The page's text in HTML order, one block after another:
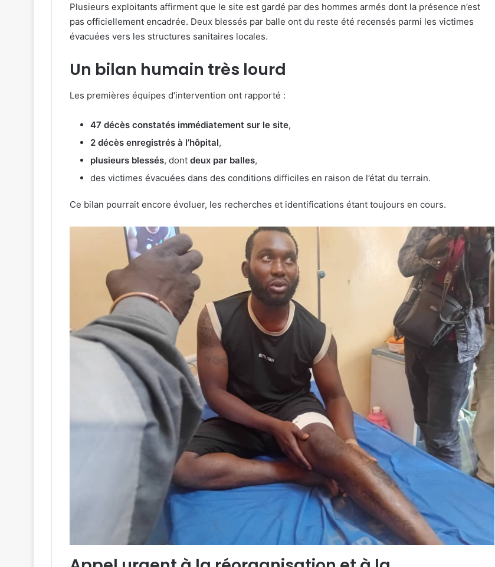
Plusieurs exploitants affirment que le site est gardé par des hommes armés dont la présence n’est
pas officiellement encadrée. Deux blessés par balle ont du reste été recensés parmi les victimes
évacuées vers les structures sanitaires locales.
Un bilan humain très lourd
Les premières équipes d’intervention ont rapporté :
47 décès constatés immédiatement sur le site,
2 décès enregistrés à l’hôpital,
plusieurs blessés, dont deux par balles,
des victimes évacuées dans des conditions difficiles en raison de l’état du terrain.
Ce bilan pourrait encore évoluer, les recherches et identifications étant toujours en cours.